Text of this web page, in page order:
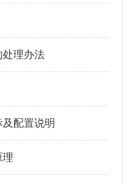
处理办法
配置说明
理